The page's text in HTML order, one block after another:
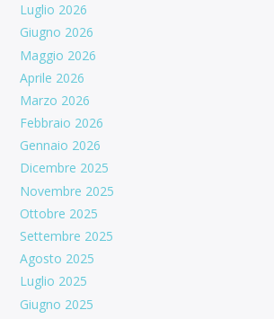
Luglio 2026
Giugno 2026
Maggio 2026
Aprile 2026
Marzo 2026
Febbraio 2026
Gennaio 2026
Dicembre 2025
Novembre 2025
Ottobre 2025
Settembre 2025
Agosto 2025
Luglio 2025
Giugno 2025